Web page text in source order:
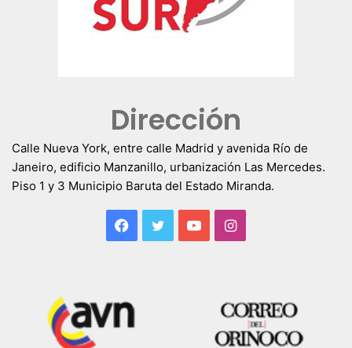
Dirección
Calle Nueva York, entre calle Madrid y avenida Río de
Janeiro, edificio Manzanillo, urbanización Las Mercedes.
Piso 1 y 3 Municipio Baruta del Estado Miranda.
Facebook
TwitterYouTubeInstagram